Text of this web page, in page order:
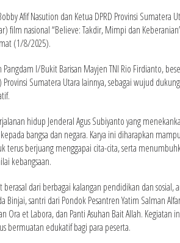
Afif Nasution dan Ketua DPRD Provinsi Sumatera
nasional “Believe: Takdir, Mimpi dan
(1/8/2025).
I/Bukit Barisan Mayjen TNI Rio Firdianto,
Sumatera Utara lainnya, sebagai wujud
hidup Jenderal Agus Subiyanto yang
bangsa dan negara. Karya ini diharapkan
terus berjuang menggapai cita-cita, serta
kebangsaan.
dari berbagai kalangan pendidikan dan sosial,
Binjai, santri dari Pondok Pesantren Yatim Salman
Ora et Labora, dan Panti Asuhan Bait Allah. Kegiatan
bermuatan edukatif bagi para peserta.